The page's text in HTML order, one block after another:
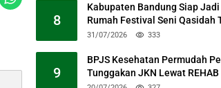
8
Kabupaten Bandung Siap Jadi
Rumah Festival Seni Qasidah
Nasional
31/07/2026 333
9
BPJS Kesehatan Permudah
Tunggakan JKN Lewat REHAB